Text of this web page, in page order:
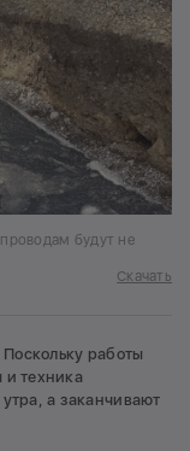
будут не
Скачать
работы
техника
а заканчивают